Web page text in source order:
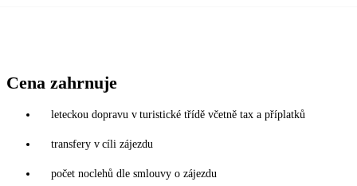
Cena zahrnuje
leteckou dopravu v turistické třídě včetně tax a příplatků
transfery v cíli zájezdu
počet noclehů dle smlouvy o zájezdu